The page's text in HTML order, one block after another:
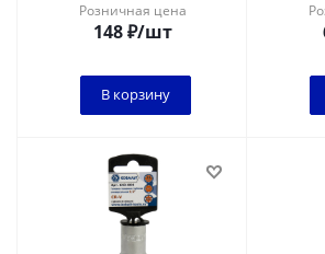
Розничная цена
148₽/шт
В корзину